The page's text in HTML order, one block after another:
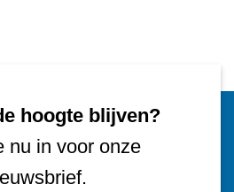
hoogte blijven?
nu in voor onze